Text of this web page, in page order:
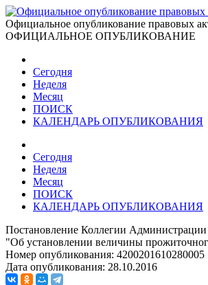
Официальное опубликование правовых
ОФИЦИАЛЬНОЕ ОПУБЛИКОВАНИЕ
Сегодня
Неделя
Месяц
ПОИСК
КАЛЕНДАРЬ ОПУБЛИКОВАНИЯ
Сегодня
Неделя
Месяц
ПОИСК
КАЛЕНДАРЬ ОПУБЛИКОВАНИЯ
Постановление Коллегии
"Об установлении величины
Номер опубликования: 4200201610280005
Дата опубликования: 28.10.2016